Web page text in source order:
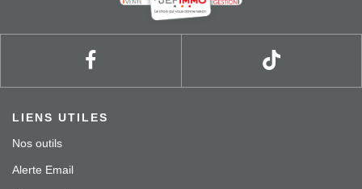
LIENS UTILES
Nos outils
Alerte Email